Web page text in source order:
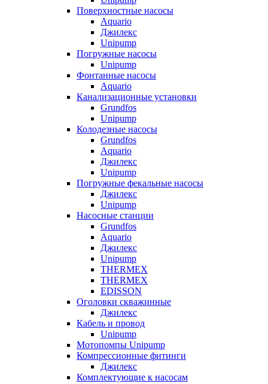
Поверхностные насосы
Aquario
Джилекс
Unipump
Погружные насосы
Unipump
Фонтанные насосы
Aquario
Канализационные установки
Grundfos
Unipump
Колодезные насосы
Grundfos
Aquario
Джилекс
Unipump
Погружные фекальные насосы
Джилекс
Unipump
Насосные станции
Grundfos
Aquario
Джилекс
Unipump
THERMEX
THERMEX
EDISSON
Оголовки скважинные
Джилекс
Кабель и провод
Unipump
Мотопомпы Unipump
Компрессионные фитинги
Джилекс
Комплектующие к насосам